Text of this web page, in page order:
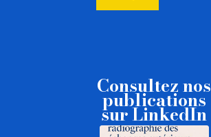
Consultez nos
publications
sur LinkedIn